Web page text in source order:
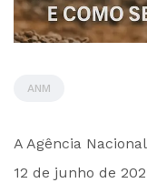
ANM
by
A Agência
12 de junho de